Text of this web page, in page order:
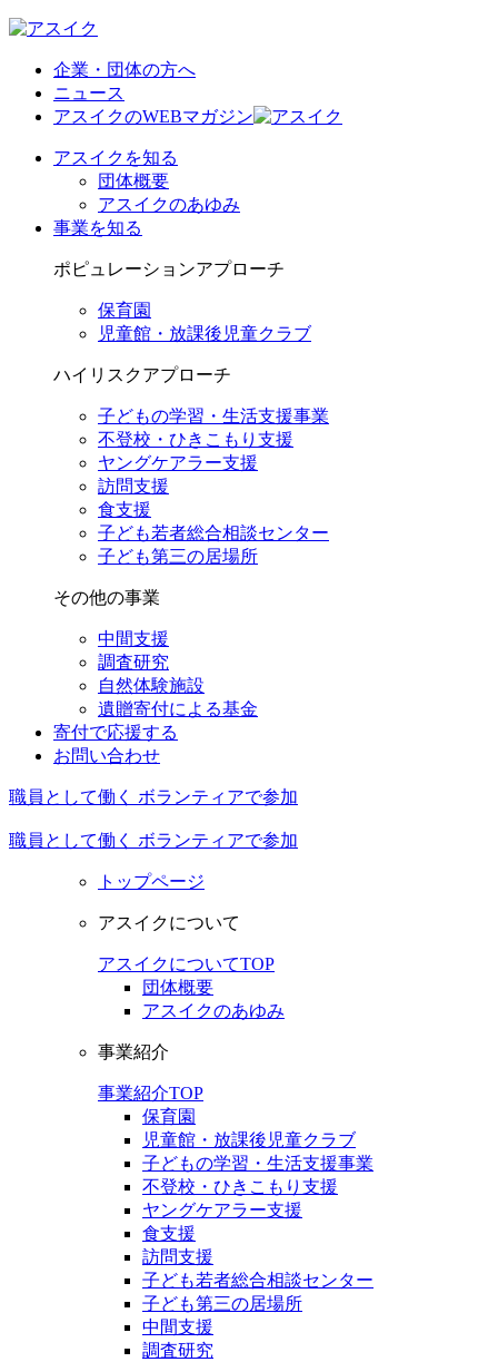
企業・団体の方へ
ニュース
アスイクのWEBマガジン
アスイクを知る
団体概要
アスイクのあゆみ
事業を知る
ポピュレーションアプローチ
保育園
児童館・放課後児童クラブ
ハイリスクアプローチ
子どもの学習・生活支援事業
不登校・ひきこもり支援
ヤングケアラー支援
訪問支援
食支援
子ども若者総合相談センター
子ども第三の居場所
その他の事業
中間支援
調査研究
自然体験施設
遺贈寄付による基金
寄付で応援する
お問い合わせ
職員として働く ボランティアで参加
職員として働く ボランティアで参加
トップページ
アスイクについて
アスイクについてTOP
団体概要
アスイクのあゆみ
事業紹介
事業紹介TOP
保育園
児童館・放課後児童クラブ
子どもの学習・生活支援事業
不登校・ひきこもり支援
ヤングケアラー支援
食支援
訪問支援
子ども若者総合相談センター
子ども第三の居場所
中間支援
調査研究